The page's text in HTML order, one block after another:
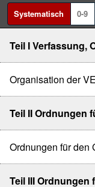
Systematisch 0-9
Teil I Verfassung,
Organisation der
Teil II Ordnungen
Ordnungen für den
Teil III